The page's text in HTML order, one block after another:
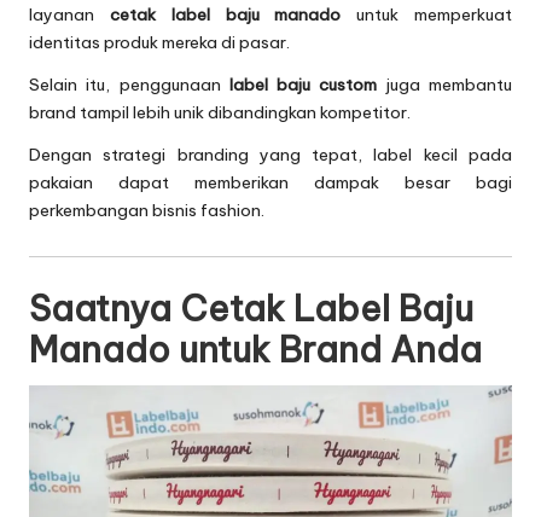
layanan cetak label baju manado untuk memperkuat
identitas produk mereka di pasar.
Selain itu, penggunaan label baju custom juga membantu
brand tampil lebih unik dibandingkan kompetitor.
Dengan strategi branding yang tepat, label kecil pada
pakaian dapat memberikan dampak besar bagi
perkembangan bisnis fashion.
Saatnya Cetak Label Baju
Manado untuk Brand Anda